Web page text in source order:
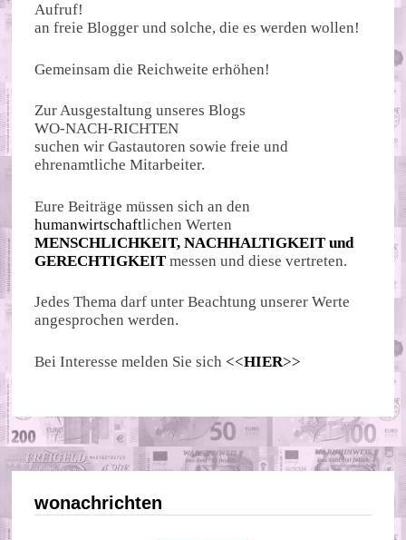
Aufruf!
an freie Blogger und solche, die es werden wollen!
Gemeinsam die Reichweite erhöhen!
Zur Ausgestaltung unseres Blogs
WO-NACH-RICHTEN
suchen wir Gastautoren sowie freie und
ehrenamtliche Mitarbeiter.
Eure Beiträge müssen sich an den
humanwirtschaftlichen Werten
MENSCHLICHKEIT, NACHHALTIGKEIT und
GERECHTIGKEIT messen und diese vertreten.
Jedes Thema darf unter Beachtung unserer Werte
angesprochen werden.
Bei Interesse melden Sie sich <<HIER>>
wonachrichten